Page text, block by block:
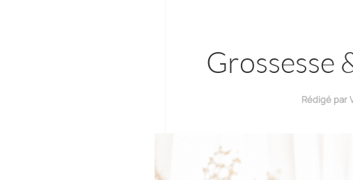
Grossesse
Rédigé par